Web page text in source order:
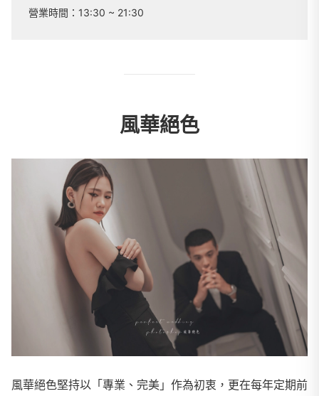
營業時間： 13:30 ~ 21:30
風華絕色
風華絕色堅持以「專業、完美」作為初衷，更在每年定期前